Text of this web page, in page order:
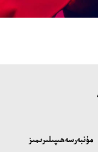
مۇنبەرسەھىپىلىرىمىز